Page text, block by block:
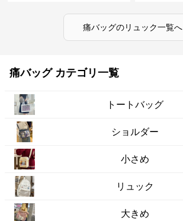
痛バッグのリュック一覧へ
痛バッグ カテゴリ一覧
トートバッグ
ショルダー
小さめ
リュック
大きめ